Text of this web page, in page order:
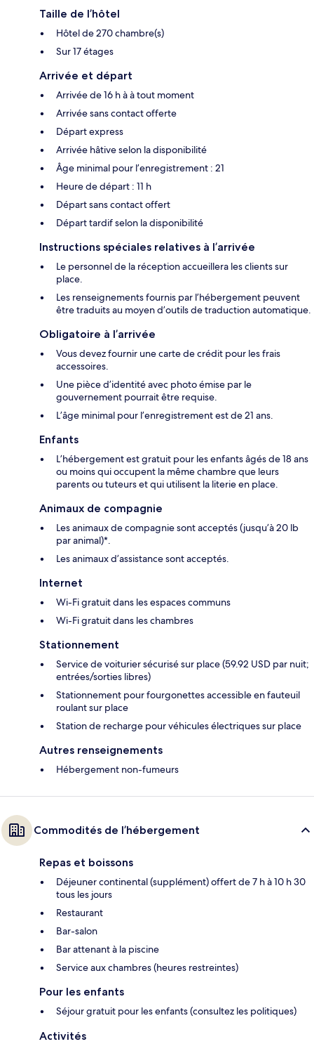
Taille de l’hôtel
Hôtel de 270 chambre(s)
Sur 17 étages
Arrivée et départ
Arrivée de 16 h à à tout moment
Arrivée sans contact offerte
Départ express
Arrivée hâtive selon la disponibilité
Âge minimal pour l’enregistrement : 21
Heure de départ : 11 h
Départ sans contact offert
Départ tardif selon la disponibilité
Instructions spéciales relatives à l’arrivée
Le personnel de la réception accueillera les clients sur
place.
Les renseignements fournis par l’hébergement peuvent
être traduits au moyen d’outils de traduction automatique.
Obligatoire à l’arrivée
Vous devez fournir une carte de crédit pour les frais
accessoires.
Une pièce d’identité avec photo émise par le
gouvernement pourrait être requise.
L’âge minimal pour l’enregistrement est de 21 ans.
Enfants
L’hébergement est gratuit pour les enfants âgés de 18 ans
ou moins qui occupent la même chambre que leurs
parents ou tuteurs et qui utilisent la literie en place.
Animaux de compagnie
Les animaux de compagnie sont acceptés (jusqu’à 20 lb
par animal)*.
Les animaux d’assistance sont acceptés.
Internet
Wi-Fi gratuit dans les espaces communs
Wi-Fi gratuit dans les chambres
Stationnement
Service de voiturier sécurisé sur place (59.92 USD par nuit;
entrées/sorties libres)
Stationnement pour fourgonettes accessible en fauteuil
roulant sur place
Station de recharge pour véhicules électriques sur place
Autres renseignements
Hébergement non-fumeurs
Commodités de l’hébergement
Repas et boissons
Déjeuner continental (supplément) offert de 7 h à 10 h 30
tous les jours
Restaurant
Bar-salon
Bar attenant à la piscine
Service aux chambres (heures restreintes)
Pour les enfants
Séjour gratuit pour les enfants (consultez les politiques)
Activités